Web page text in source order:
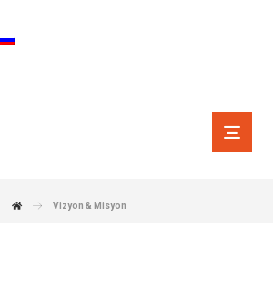
Vizyon & Misyon